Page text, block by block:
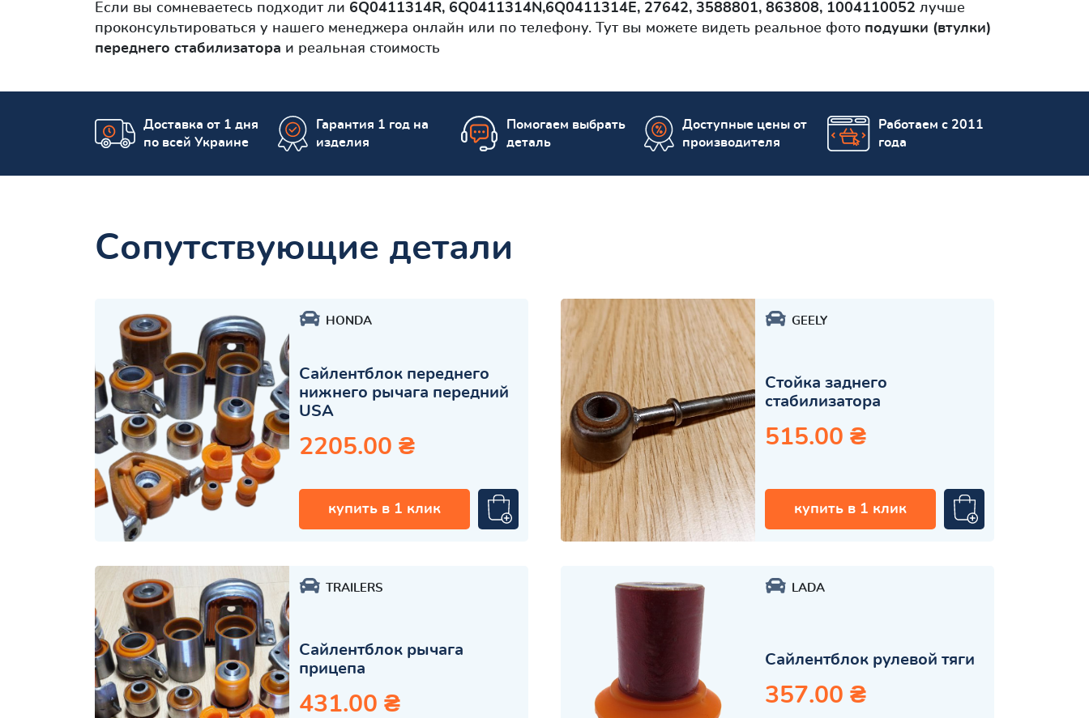
Если вы сомневаетесь подходит ли 6Q0411314R, 6Q0411314N,6Q0411314E, 27642, 3588801, 863808, 1004110052 лучше
проконсультироваться у нашего менеджера онлайн или по телефону. Тут вы можете видеть реальное фото подушки (втулки)
переднего стабилизатора и реальная стоимость
Доставка от 1 дня
по всей Украине
Гарантия 1 год на
изделия
Помогаем выбрать
деталь
Доступные цены от
производителя
Работаем с 2011
года
Сопутствующие детали
HONDA
Сайлентблок переднего
нижнего рычага передний
USA
2205.00 ₴
купить в 1 клик
GEELY
Стойка заднего
стабилизатора
515.00 ₴
купить в 1 клик
TRAILERS
Сайлентблок рычага
прицепа
431.00 ₴
LADA
Сайлентблок рулевой тяги
357.00 ₴